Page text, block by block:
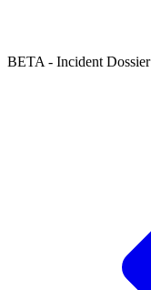
BETA - Incident